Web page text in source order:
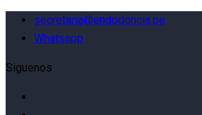
secretaria@endodoncia.pe
Whatsapp
Siguenos